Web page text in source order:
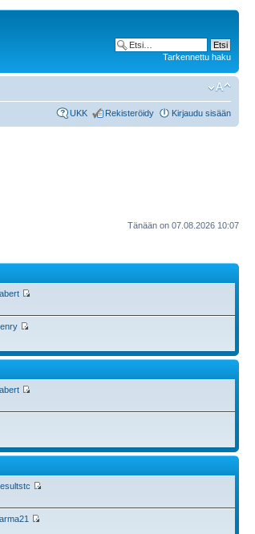
Tarkennettu haku
UKK Rekisteröidy Kirjaudu sisään
Tänään on 07.08.2026 10:07